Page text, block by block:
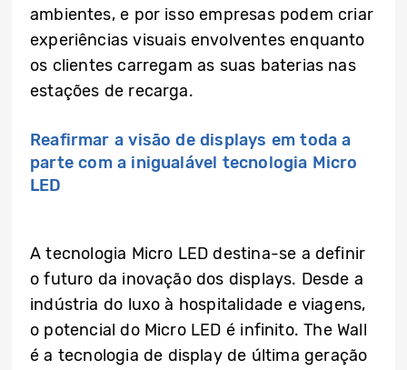
ambientes, e por isso empresas podem criar
experiências visuais envolventes enquanto
os clientes carregam as suas baterias nas
estações de recarga.
Reafirmar a visão de displays em toda a
parte com a inigualável tecnologia Micro
LED
A tecnologia Micro LED destina-se a definir
o futuro da inovação dos displays. Desde a
indústria do luxo à hospitalidade e viagens,
o potencial do Micro LED é infinito. The Wall
é a tecnologia de display de última geração